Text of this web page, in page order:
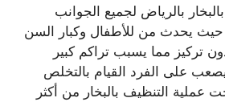
بالرياض لجميع الجوانب
حيث يحدث من للأطفال وكبار السن
تركيز مما يسبب تراكم كبير
على الفرد القيام بالتخلص
عملية التنظيف بالبخار من أكثر